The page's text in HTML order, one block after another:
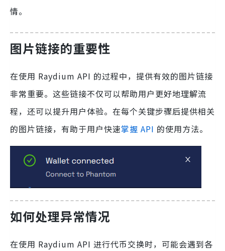
情。
图片链接的重要性
在使用 Raydium API 的过程中，提供有效的图片链接
非常重要。这些链接不仅可以帮助用户更好地理解流
程，还可以提升用户体验。在每个关键步骤后提供相关
的图片链接，有助于用户快速掌握 API 的使用方法。
如何处理异常情况
在使用 Raydium API 进行代币交换时，可能会遇到各